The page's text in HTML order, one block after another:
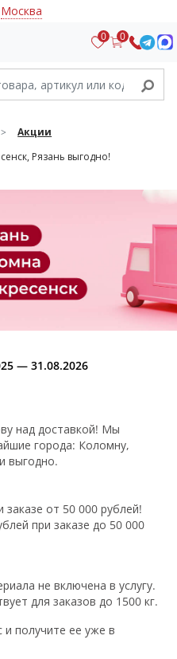
Москва
0 0
Акции
Рязань выгодно!
— 31.08.2026
над доставкой! Мы
города: Коломну,
выгодно.
заказе от 50 000 рублей!
при заказе до 50 000
не включена в услугу.
для заказов до 1500 кг.
и получите ее уже в